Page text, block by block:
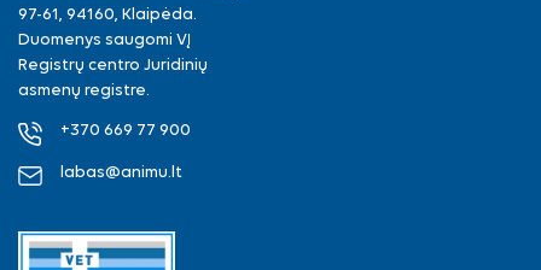
97-61, 94160, Klaipėda.
Duomenys saugomi VĮ
Registrų centro Juridinių
asmenų registre.
+370 669 77 900
labas@animu.lt